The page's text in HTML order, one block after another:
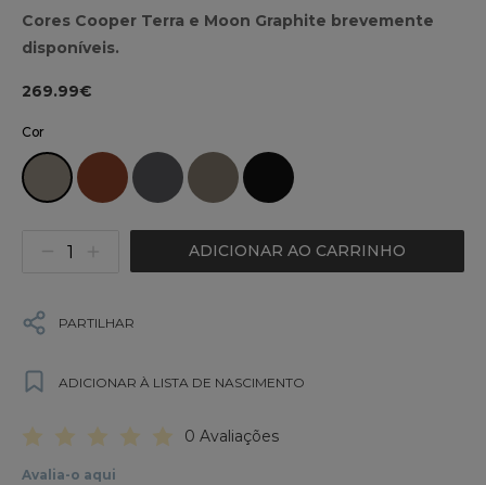
Cores Cooper Terra e Moon Graphite brevemente
disponíveis.
269.99€
Cor
ADICIONAR AO CARRINHO
PARTILHAR
ADICIONAR À LISTA DE NASCIMENTO
0 Avaliações
Avalia-o aqui